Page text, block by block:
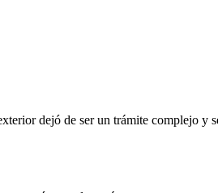
dejó de ser un trámite complejo y